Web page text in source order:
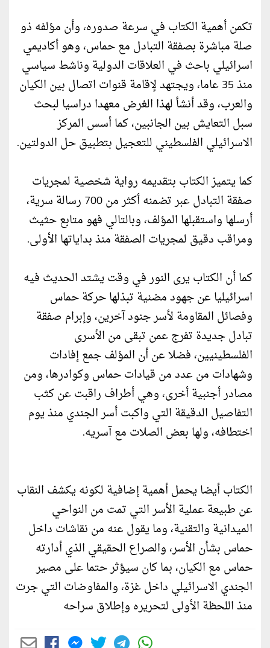
تكمن أهمية الكتاب في سرعة صدوره، وأن مؤلفه ذو
صلة مباشرة بصفقة التبادل مع حماس، وهو أكاديمي
اسرائيلي باحث في العلاقات الدولية وناشط سياسي
منذ 35 عاما، ويجتهد لإقامة قنوات اتصال بين الكيان
والعرب، وقد أنشأ لهذا الغرض معهدا دراسيا لبحث
سبل التعايش بين الجانبين، كما أسس المركز
الاسرائيلي الفلسطيني للتعجيل بتطبيق حل الدولتين.
كما يتميز الكتاب بتقديمه رواية شخصية لمجريات
صفقة التبادل عبر تضمنه أكثر من 700 رسالة سرية،
أرسلها واستقبلها المؤلف، وبالتالي فهو متابع حثيث
ومراقب دقيق لمجريات الصفقة منذ بداياتها الأولى.
كما أن الكتاب يرى النور في وقت يشتد الحديث فيه
اسرائيليا عن جهود مضنية تبذلها حركة حماس
وفصائل المقاومة لأسر جنود آخرين، وإبرام صفقة
تبادل جديدة تفرج عمن تبقى من الأسرى
الفلسطينيين، فضلا عن أن المؤلف جمع إفادات
وشهادات من عدد من قيادات حماس وكوادرها، ومن
مصادر أجنبية أخرى، وهي أطراف راقبت عن كثب
التفاصيل الدقيقة التي واكبت أسر الجندي منذ يوم
اختطافه، ولها بعض الصلات مع آسريه.
الكتاب أيضا يحمل أهمية إضافية لكونه يكشف النقاب
عن طبيعة عملية الأسر التي تمت من النواحي
الميدانية والتقنية، وما يقول عنه من نقاشات داخل
حماس بشأن الأسر، والصراع الحقيقي الذي أدارته
حماس مع الكيان، بما كان سيؤثر حتما على مصير
الجندي الاسرائيلي داخل غزة، والمفاوضات التي جرت
منذ اللحظة الأولى لتحريره وإطلاق سراحه